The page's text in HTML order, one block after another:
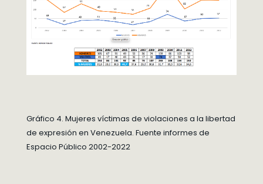
Gráfico 4. Mujeres víctimas de violaciones a la libertad
de expresión en Venezuela. Fuente informes de
Espacio Público 2002-2022